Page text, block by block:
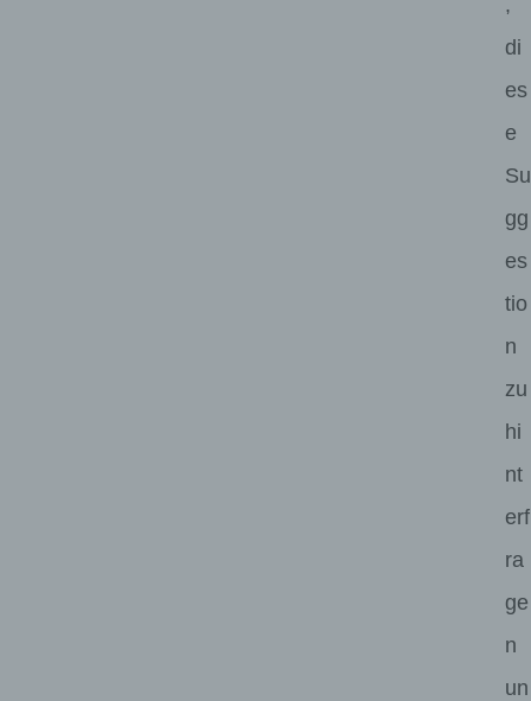
di
es
e
Su
gg
es
tio
n
zu
hi
nt
erf
ra
ge
n
un